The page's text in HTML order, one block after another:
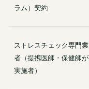
ラム）契約
ストレスチェック専門業
者（提携医師・保健師が
実施者）